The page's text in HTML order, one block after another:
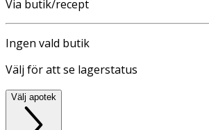
Via butik/recept
Ingen vald butik
Välj för att se lagerstatus
Välj apotek